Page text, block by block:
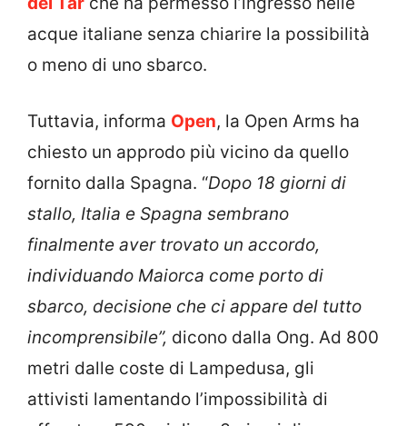
acque italiane senza chiarire la possibilità
o meno di uno sbarco.
Tuttavia, informa Open, la Open Arms ha
chiesto un approdo più vicino da quello
fornito dalla Spagna. “Dopo 18 giorni di
stallo, Italia e Spagna sembrano
finalmente aver trovato un accordo,
individuando Maiorca come porto di
sbarco, decisione che ci appare del tutto
incomprensibile”, dicono dalla Ong. Ad 800
metri dalle coste di Lampedusa, gli
attivisti lamentando l’impossibilità di